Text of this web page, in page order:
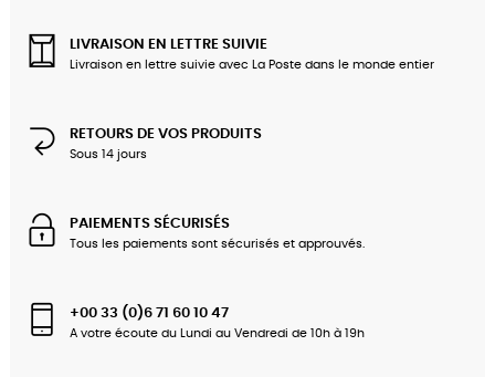
LIVRAISON EN LETTRE SUIVIE
Livraison en lettre suivie avec La Poste dans le monde entier
RETOURS DE VOS PRODUITS
Sous 14 jours
PAIEMENTS SÉCURISÉS
Tous les paiements sont sécurisés et approuvés.
+00 33 (0)6 71 60 10 47
A votre écoute du Lundi au Vendredi de 10h à 19h